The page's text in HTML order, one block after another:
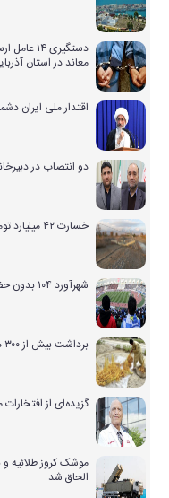
دستگیری
معاند در استان
اقتدار ملی ایران
دو انتصاب در
خسارت ۴۲ میلیارد تومانی طوفان به تاسیسات هرمزگان
شهرآورد ۱۰۴ بدون حضور بانوان
برداشت بیش از ۳۰۰ هزار تن خرما ازنخلستان‌های سیستان وبلوچستان
گزیده‌ای از
موشک کروز طلائیه و
الحاق شد